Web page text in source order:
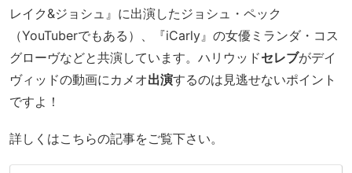
レイク&ジョシュ』に出演したジョシュ・ペック
（YouTuberでもある）、『iCarly』の女優ミランダ・コス
グローヴなどと共演しています。ハリウッドセレブがデイ
ヴィッドの動画にカメオ出演するのは見逃せないポイント
ですよ！
詳しくはこちらの記事をご覧下さい。